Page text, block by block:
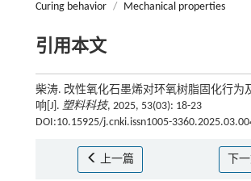
Curing behavior / Mechanical properties
引用本文
柴涛. 改性氧化石墨烯对环氧树脂固化行为
响[J]. 塑料科技, 2025, 53(03): 18-23
DOI:10.15925/j.cnki.issn1005-
上一篇 下